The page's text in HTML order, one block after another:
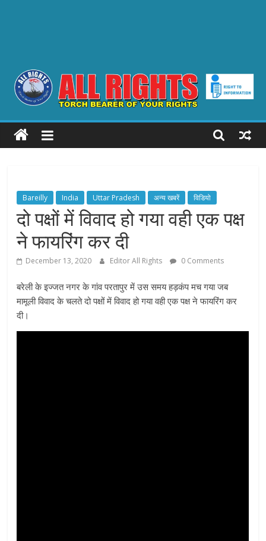
ALL
RIGHTS
Bearer
your
Rights
Bareilly India Uttar Pradesh अन्य खबरें विडियो
दो पक्षों में विवाद हो गया वही एक पक्ष
ने फायरिंग कर दी
December 13, 2020 Editor All Rights 0 Comments
बरेली के इज्जत नगर के गांव परतापुर में उस समय हड़कंप मच गया जब
मामूली विवाद के चलते दो पक्षों में विवाद हो गया वही एक पक्ष ने फायरिंग कर
दी।